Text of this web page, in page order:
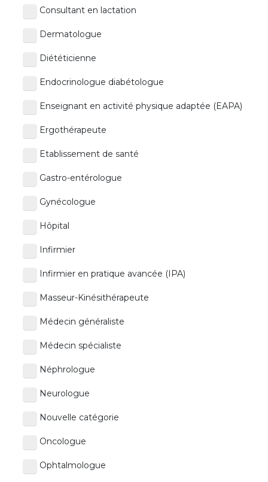
Consultant en lactation
Dermatologue
Diététicienne
Endocrinologue diabétologue
Enseignant en activité physique adaptée (EAPA)
Ergothérapeute
Etablissement de santé
Gastro-entérologue
Gynécologue
Hôpital
Infirmier
Infirmier en pratique avancée (IPA)
Masseur-Kinésithérapeute
Médecin généraliste
Médecin spécialiste
Néphrologue
Neurologue
Nouvelle catégorie
Oncologue
Ophtalmologue